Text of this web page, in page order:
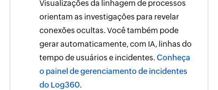
Visualizações da linhagem de processos
orientam as investigações para revelar
conexões ocultas. Você também pode
gerar automaticamente, com IA, linhas do
tempo de usuários e incidentes. Conheça
o painel de gerenciamento de incidentes
do Log360.